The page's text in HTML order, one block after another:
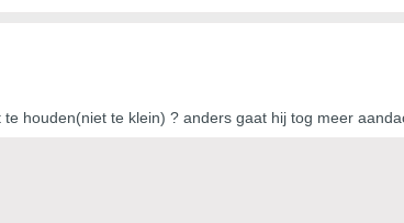
houden(niet te klein) ? anders gaat hij tog meer